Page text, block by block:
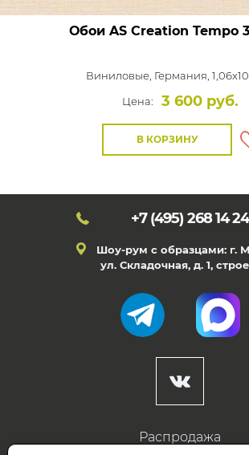
Обои AS Creation Tempo
Виниловые, Германия,
Цена:
3 600 руб.
В КОРЗИНУ
+7 (495) 268 14 24
Шоу-рум с образцами: г.
ул. Складочная, д. 1,
Распродажа